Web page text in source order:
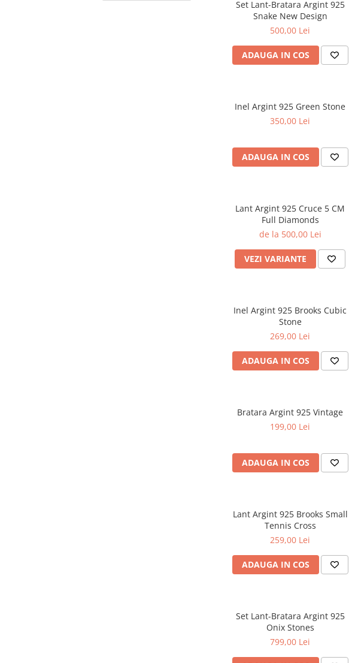
Set Lant-Bratara Argint 925
Snake New Design
500,00 Lei
ADAUGA IN COS
Inel Argint 925 Green Stone
350,00 Lei
ADAUGA IN COS
Lant Argint 925 Cruce 5 CM
Full Diamonds
de la 500,00 Lei
VEZI VARIANTE
Inel Argint 925 Brooks Cubic
Stone
269,00 Lei
ADAUGA IN COS
Bratara Argint 925 Vintage
199,00 Lei
ADAUGA IN COS
Lant Argint 925 Brooks Small
Tennis Cross
259,00 Lei
ADAUGA IN COS
Set Lant-Bratara Argint 925
Onix Stones
799,00 Lei